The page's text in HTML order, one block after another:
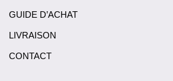
GUIDE D’ACHAT
LIVRAISON
CONTACT